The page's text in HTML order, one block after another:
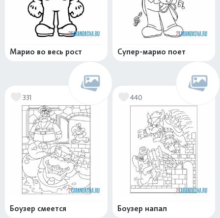
Марио во весь рост Супер-марио поет
331
Боузер смеется
440
Боузер напал